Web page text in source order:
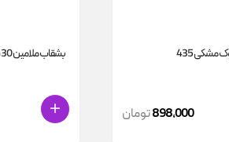
898,000تومان
بشقاب ملامین 30 سانت چروک مشکی 430